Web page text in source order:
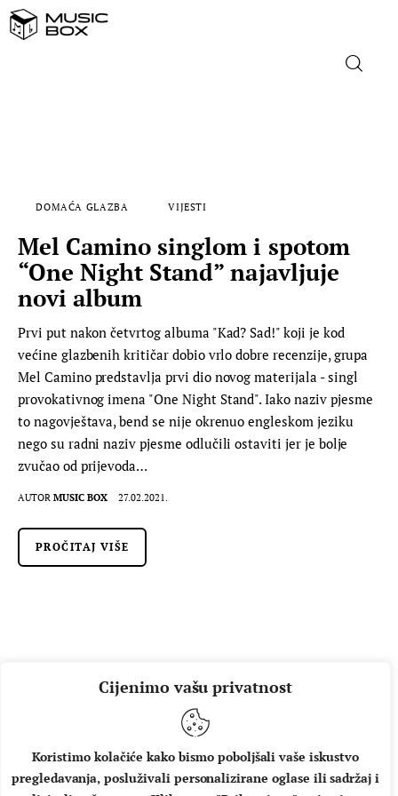
Cijenimo vašu privatnost
Koristimo kolačiće kako bismo poboljšali vaše iskustvo
pregledavanja, posluživali personalizirane oglase ili sadržaj i
FILM
MUSIC BOX
DOMAĆA GLAZBA VIJESTI
Mel Camino singlom i spotom
“One Night Stand” najavljuje
novi album
Prvi put nakon četvrtog albuma "Kad? Sad!" koji je kod
većine glazbenih kritičar dobio vrlo dobre recenzije, grupa
Mel Camino predstavlja prvi dio novog materijala - singl
provokativnog imena "One Night Stand". Iako naziv pjesme
to nagovještava, bend se nije okrenuo engleskom jeziku
nego su radni naziv pjesme odlučili ostaviti jer je bolje
zvučao od prijevoda…
AUTOR MUSIC BOX 27.02.2021.
PROČITAJ VIŠE
O NAMA IMPRESSUM UVJETI KORIŠTENJA